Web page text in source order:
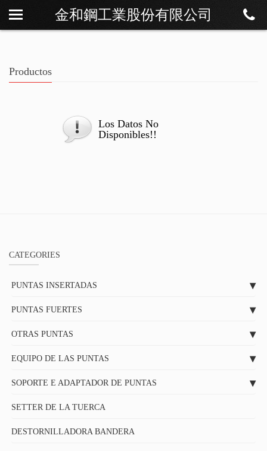
金和鋼工業股份有限公司
Sobre Os
Productos
Los Datos No
Disponibles!!
CATEGORIES
PUNTAS INSERTADAS
PUNTAS FUERTES
OTRAS PUNTAS
EQUIPO DE LAS PUNTAS
SOPORTE E ADAPTADOR DE PUNTAS
SETTER DE LA TUERCA
DESTORNILLADORA BANDERA